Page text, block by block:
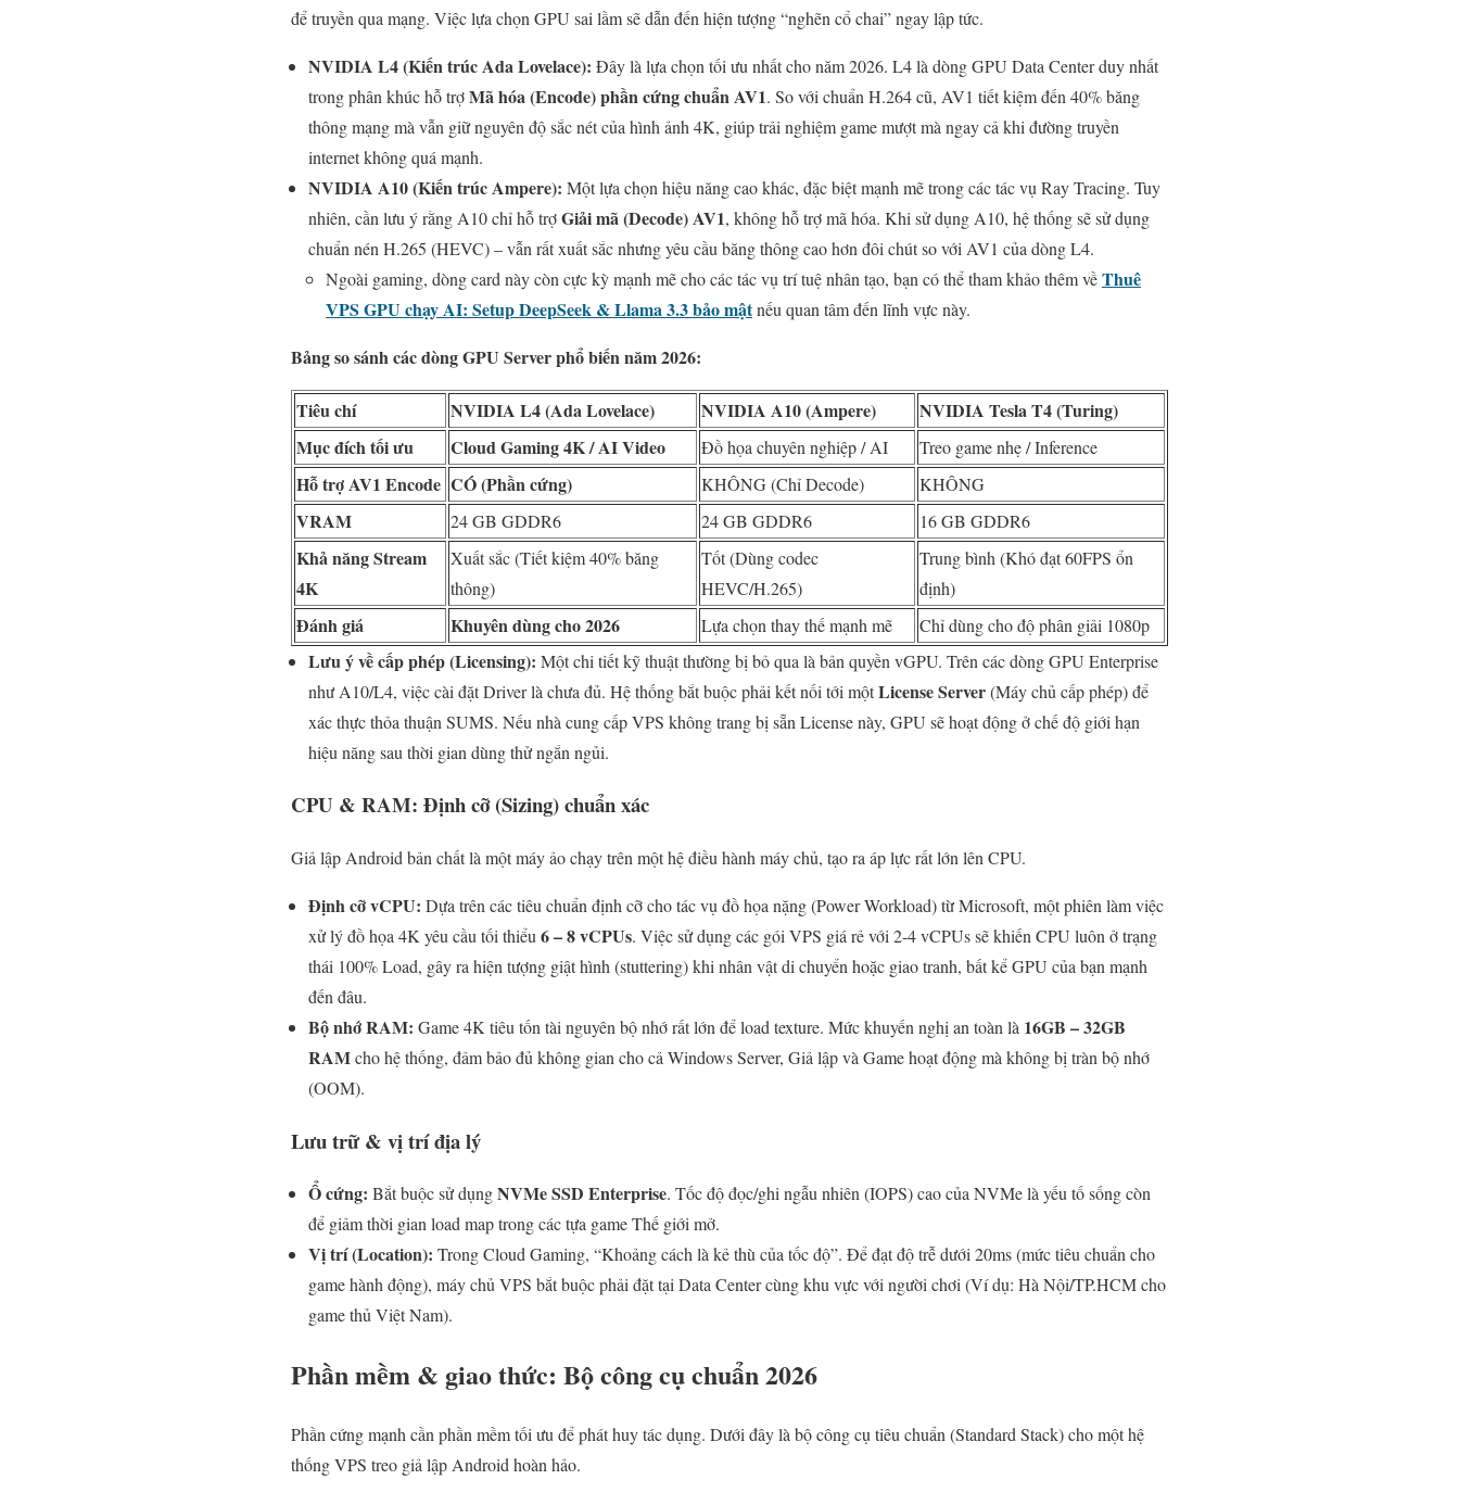
để truyền qua mạng. Việc lựa chọn GPU sai lầm sẽ dẫn đến hiện tượng “nghẽn cổ chai” ngay lập tức.
NVIDIA L4 (Kiến trúc Ada Lovelace): Đây là lựa chọn tối ưu nhất cho năm 2026. L4 là dòng GPU Data Center duy nhất
trong phân khúc hỗ trợMã hóa (Encode) phần cứng chuẩn AV1. So với chuẩn H.264 cũ, AV1 tiết kiệm đến 40% băng
thông mạng mà vẫn giữ nguyên độ sắc nét của hình ảnh 4K, giúp trải nghiệm game mượt mà ngay cả khi đường truyền
internet không quá mạnh.
NVIDIA A10 (Kiến trúc Ampere): Một lựa chọn hiệu năng cao khác, đặc biệt mạnh mẽ trong các tác vụ Ray Tracing. Tuy
nhiên, cần lưu ý rằng A10 chỉ hỗ trợGiải mã (Decode) AV1, không hỗ trợ mã hóa. Khi sử dụng A10, hệ thống sẽ sử dụng
chuẩn nén H.265 (HEVC) – vẫn rất xuất sắc nhưng yêu cầu băng thông cao hơn đôi chút so với AV1 của dòng L4.
Ngoài gaming, dòng card này còn cực kỳ mạnh mẽ cho các tác vụ trí tuệ nhân tạo, bạn có thể tham khảo thêm vềThuê
VPS GPU chạy AI: Setup DeepSeek & Llama 3.3 bảo mậtnếu quan tâm đến lĩnh vực này.
Bảng so sánh các dòng GPU Server phổ biến năm 2026:
Tiêu chí NVIDIA L4 (Ada Lovelace) NVIDIA A10 (Ampere)
NVIDIA Tesla T4 (Turing)
Mục đích tối ưu
Cloud Gaming 4K / AI Video Đồ họa chuyên nghiệp / AI Treo game nhẹ / Inference
Hỗ trợ AV1 Encode CÓ (Phần cứng) KHÔNG (Chỉ Decode) KHÔNG
VRAM 24 GB GDDR6 24 GB GDDR6 16 GB GDDR6
Khả năng Stream
4K
Xuất sắc (Tiết kiệm 40% băng
thông)
Tốt (Dùng codec
HEVC/H.265)
Trung bình (Khó đạt 60FPS ổn
định)
Đánh giá Khuyên dùng cho 2026 Lựa chọn thay thế mạnh mẽ Chỉ dùng cho độ phân giải 1080p
Lưu ý về cấp phép (Licensing): Một chi tiết kỹ thuật thường bị bỏ qua là bản quyền vGPU. Trên các dòng GPU Enterprise
như A10/L4, việc cài đặt Driver là chưa đủ. Hệ thống bắt buộc phải kết nối tới mộtLicense Server(Máy chủ cấp phép) để
xác thực thỏa thuận SUMS. Nếu nhà cung cấp VPS không trang bị sẵn License này, GPU sẽ hoạt động ở chế độ giới hạn
hiệu năng sau thời gian dùng thử ngắn ngủi.
CPU & RAM: Định cỡ (Sizing) chuẩn xác
Giả lập Android bản chất là một máy ảo chạy trên một hệ điều hành máy chủ, tạo ra áp lực rất lớn lên CPU.
Định cỡ vCPU: Dựa trên các tiêu chuẩn định cỡ cho tác vụ đồ họa nặng (Power Workload) từ Microsoft, một phiên làm việc
xử lý đồ họa 4K yêu cầu tối thiểu 6 – 8 vCPUs. Việc sử dụng các gói VPS giá rẻ với 2-4 vCPUs sẽ khiến CPU luôn ở trạng
thái 100% Load, gây ra hiện tượng giật hình (stuttering) khi nhân vật di chuyển hoặc giao tranh, bất kể GPU của bạn mạnh
đến đâu.
Bộ nhớ RAM: Game 4K tiêu tốn tài nguyên bộ nhớ rất lớn để load texture. Mức khuyến nghị an toàn là 16GB – 32GB
RAMcho hệ thống, đảm bảo đủ không gian cho cả Windows Server, Giả lập và Game hoạt động mà không bị tràn bộ nhớ
(OOM).
Lưu trữ & vị trí địa lý
Ổ cứng: Bắt buộc sử dụngNVMe SSD Enterprise. Tốc độ đọc/ghi ngẫu nhiên (IOPS) cao của NVMe là yếu tố sống còn
để giảm thời gian load map trong các tựa game Thế giới mở.
Vị trí (Location): Trong Cloud Gaming, “Khoảng cách là kẻ thù của tốc độ”. Để đạt độ trễ dưới 20ms (mức tiêu chuẩn cho
game hành động), máy chủ VPS bắt buộc phải đặt tại Data Center cùng khu vực với người chơi (Ví dụ: Hà Nội/TP.HCM cho
game thủ Việt Nam).
Phần mềm & giao thức: Bộ công cụ chuẩn 2026
Phần cứng mạnh cần phần mềm tối ưu để phát huy tác dụng. Dưới đây là bộ công cụ tiêu chuẩn (Standard Stack) cho một hệ
thống VPS treo giả lập Android hoàn hảo.